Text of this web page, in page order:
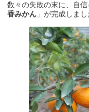
数々の失敗の末に、自
香みかん 」が完成しまし